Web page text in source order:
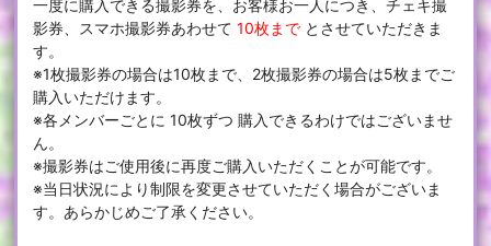
一度に購入できる撮影券を、お客様お一人につき、チェキ撮
影券、スマホ撮影券あわせて10枚まで とさせていただきま
す。
※1枚撮影券の場合は10枚まで、2枚撮影券の場合は5枚までご
購入いただけます。
※各メンバーごとに 10枚ずつ 購入できるわけではございませ
ん。
※撮影券はご使用後に再度ご購入いただくことが可能です。
※当日状況により制限を変更させていただく場合がございま
す。あらかじめご了承ください。